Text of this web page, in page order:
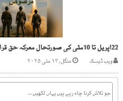
ویب ڈیسک منگل, ۱۳ مئی ۲۰۲۵